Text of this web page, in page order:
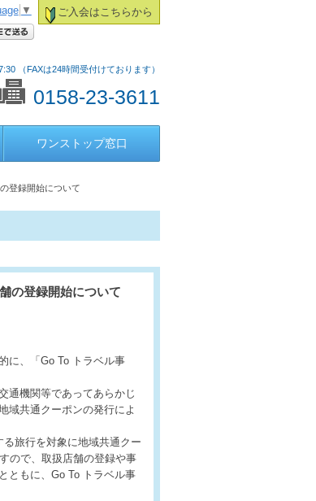
ご入会はこちらから
▼
（FAXは24時間受付けております）
0158-23-3611
ワンストップ窓口
登録開始について
の登録開始について
に、「Go To トラベル事
通機関等であってあらかじ
域共通クーポンの発行によ
旅行を対象に地域共通クー
ので、取扱店舗の登録や事
ともに、Go To トラベル事